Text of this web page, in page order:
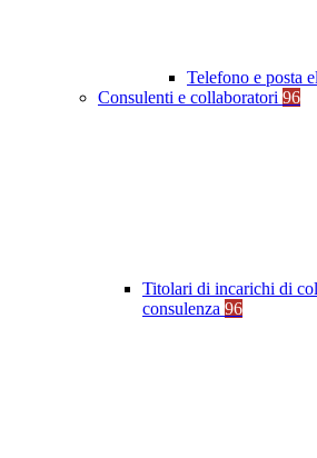
Telefono e posta
Consulenti e collaboratori 96
Titolari di incarichi di
consulenza 96